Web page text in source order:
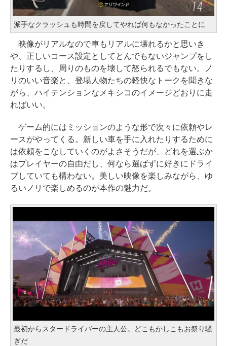
派手なクラッシュも時間を戻してやれば何もなかったことに
映像がリアルなので車もリアルに壊れるかと思いき
や、正しいコース設定としてとんでもないジャンプをし
たりするし、周りのものを壊して怒られるでもない。ノ
リのいい音楽と、登場人物たちの軽快なトークを聞きな
がら、ハイテンションなメキシコのイメージどおりに走
ればいい。
ゲーム的にはミッションのような形で次々に依頼やレ
ースがやってくる。新しい車を手に入れたりするために
は依頼をこなしていくのがよさそうだが、どれを選ぶか
はプレイヤーの自由だし、何なら選ばずに好きにドライ
ブしていても構わない。美しい映像を楽しみながら、ゆ
るいノリで楽しめるのが本作の魅力だ。
最初からスタードライバーの主人公。どこもかしこもお祭り騒
ぎだ